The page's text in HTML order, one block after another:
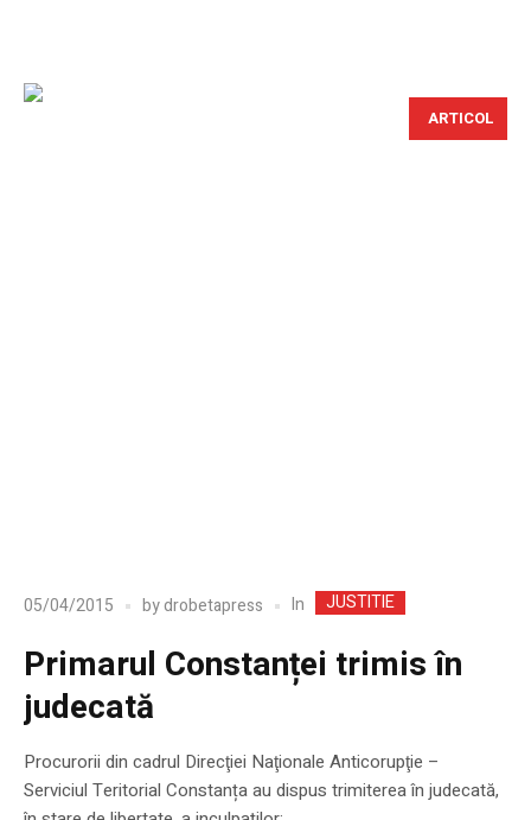
ARTICOL
05/04/2015 bydrobetapress In JUSTITIE
Primarul Constanței trimis în
judecată
Procurorii din cadrul Direcţiei Naţionale Anticorupţie –
Serviciul Teritorial Constanța au dispus trimiterea în judecată,